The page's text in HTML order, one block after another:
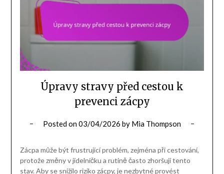
Úpravy stravy před cestou k
prevenci zácpy
Posted on03/04/2026 by Mia Thompson
Zácpa může být frustrující problém, zejména při cestování,
protože změny v jídelníčku a rutině často zhoršují tento
stav. Aby se snížilo riziko zácpy, je nezbytné provést